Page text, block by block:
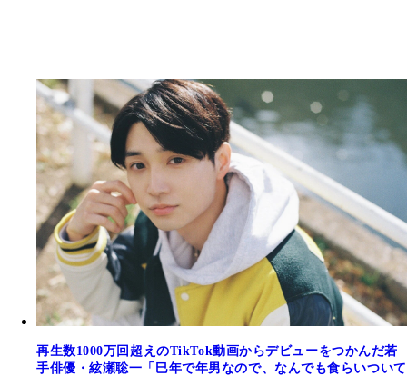
再生数1000万回超えのTikTok動画からデビューをつかんだ若
手俳優・絃瀬聡一「巳年で年男なので、なんでも食らいついて